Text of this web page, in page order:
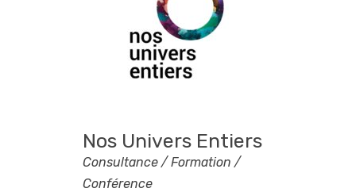
Nos Univers Entiers
Consultance / Formation /
Conférence